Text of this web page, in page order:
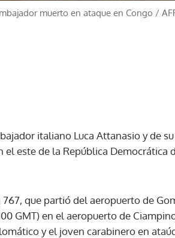
muerto en ataque en Congo /
italiano Luca Attanasio y de
el este de la República
que partió del aeropuerto de
GMT) en el aeropuerto de
y el joven carabinero en